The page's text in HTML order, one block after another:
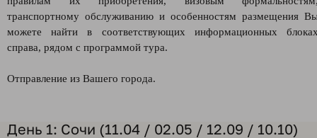
транспортному обслуживанию и особенностям размещения
можете найти в соответствующих информационных
справа, рядом с программой тура.
Отправление из Вашего города.
День 1: Сочи (11.04 / 02.05 / 12.09 / 10.10)